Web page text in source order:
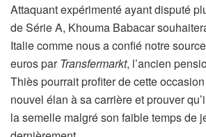
Attaquant expérimenté ayant disputé
de Série A, Khouma Babacar
Italie comme nous a confié notre
euros par Transfermarkt, l’ancien
Thiès pourrait profiter de cette
nouvel élan à sa carrière et prouver
la semelle malgré son faible temps de